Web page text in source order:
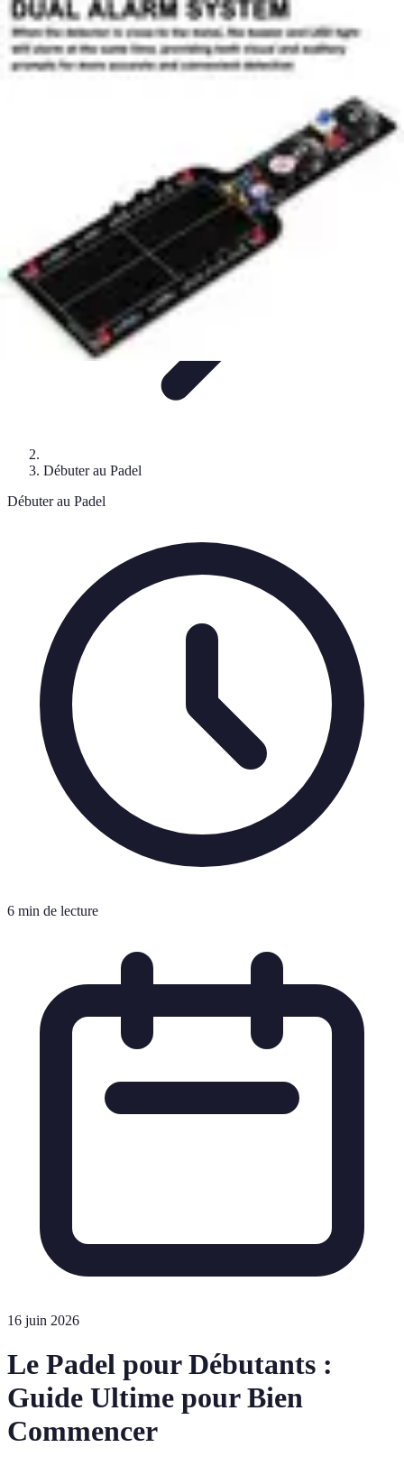
Le Monde du Padel
EntraînementStratégies et TechniquesTendancesTechniques de
JeuTechniques et Entraînement
Débuter au Padel
Débuter au Padel
6 min de lecture
16 juin 2026
Le Padel pour Débutants :
Guide Ultime pour Bien
Commencer